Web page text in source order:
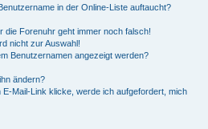
in der Online-Liste auftaucht?
die Forenuhr geht immer noch falsch!
nicht zur Auswahl!
Benutzernamen angezeigt werden?
ändern?
Mail-Link klicke, werde ich aufgefordert, mich